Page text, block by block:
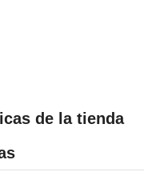
de la tienda